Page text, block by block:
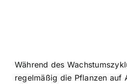
Während des
regelmäßig die Pflanzen auf